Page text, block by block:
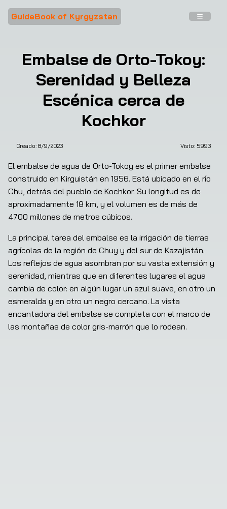
GuideBook of Kyrgyzstan
Embalse de Orto-Tokoy:
Serenidad y Belleza
Escénica cerca de
Kochkor
Creado: 8/9/2023 Visto: 5993
El embalse de agua de Orto-Tokoy es el primer embalse
construido en Kirguistán en 1956. Está ubicado en el río
Chu, detrás del pueblo de Kochkor. Su longitud es de
aproximadamente 18 km, y el volumen es de más de
4700 millones de metros cúbicos.
La principal tarea del embalse es la irrigación de tierras
agrícolas de la región de Chuy y del sur de Kazajistán.
Los reflejos de agua asombran por su vasta extensión y
serenidad, mientras que en diferentes lugares el agua
cambia de color: en algún lugar un azul suave, en otro un
esmeralda y en otro un negro cercano. La vista
encantadora del embalse se completa con el marco de
las montañas de color gris-marrón que lo rodean.